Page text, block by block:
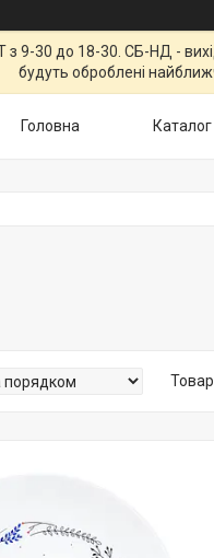
30 до 18-30. СБ-НД -
будуть оброблені
Головна Каталог